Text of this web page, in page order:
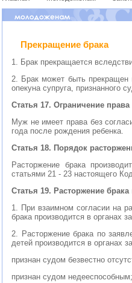
Прекращение брака
1. Брак прекращается
2. Брак может быть прекращен
опекуна супруга, признанного
Статья 17. Ограничение
Муж не имеет права без
года после рождения ребенка.
Статья 18. Порядок
Расторжение брака
статьями 21 - 23 настоящего
Статья 19. Расторжение брака
1. При взаимном согласии на
брака производится в органах
2. Расторжение брака по
детей производится в органах
признан судом безвестно
признан судом недееспособным;